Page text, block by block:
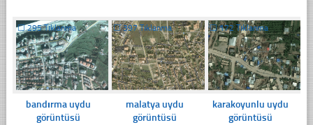
☐295 Tıklanma
bandırma uydu
görüntüsü
☐397 Tıklanma
malatya uydu
görüntüsü
☐172 Tıklanma
karakoyunlu uydu
görüntüsü